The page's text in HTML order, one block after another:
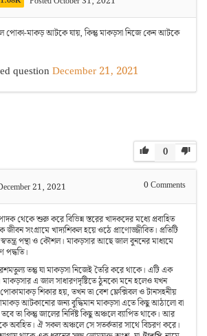
পোকা-মাকড় আটকে যায়, কিন্তু মাকড়সা নিজে কেন আটকে
question December 21, 2021
0
21, 2021 0Comments
থেকে শুরু করে বিভিন্ন স্তরের খাদকদের মধ্যে প্রবাহিত
জীবন সংগ্রামে খাদ্যশিকল হয়ে ওঠে প্রাণোজ্জীবিত। প্রতিটি
পন্থা ও কৌশল। মাকড়সার আছে জাল বুননের মাধ্যমে
পদ্ধতি।
তন্তু যা মাকড়সা নিজেই তৈরি করে থাকে। এটি এক
মাকড়সার এ জাল সাধারণদৃষ্টিতে ঠুনকো মনে হলেও যখন
শিকার হয়, তখন তা বেশ ফ্লেক্সিবল ও টানসহনীয়
আটকানোর জন্য বুদ্ধিমান মাকড়সা এতে কিছু আঠালো বা
তা কিন্তু জালের নির্দিষ্ট কিছু অঞ্চলে ব্যাপিত থাকে। আর
অবহিত। ঐ সকল অঞ্চলে সে সতর্কতার সাথে বিচরণ করে।